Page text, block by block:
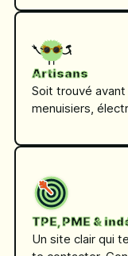
Artisans
Soit trouvé
menuisiers,
TPE, PME &
Un site clair qui